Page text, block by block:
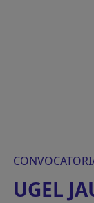
UGEL